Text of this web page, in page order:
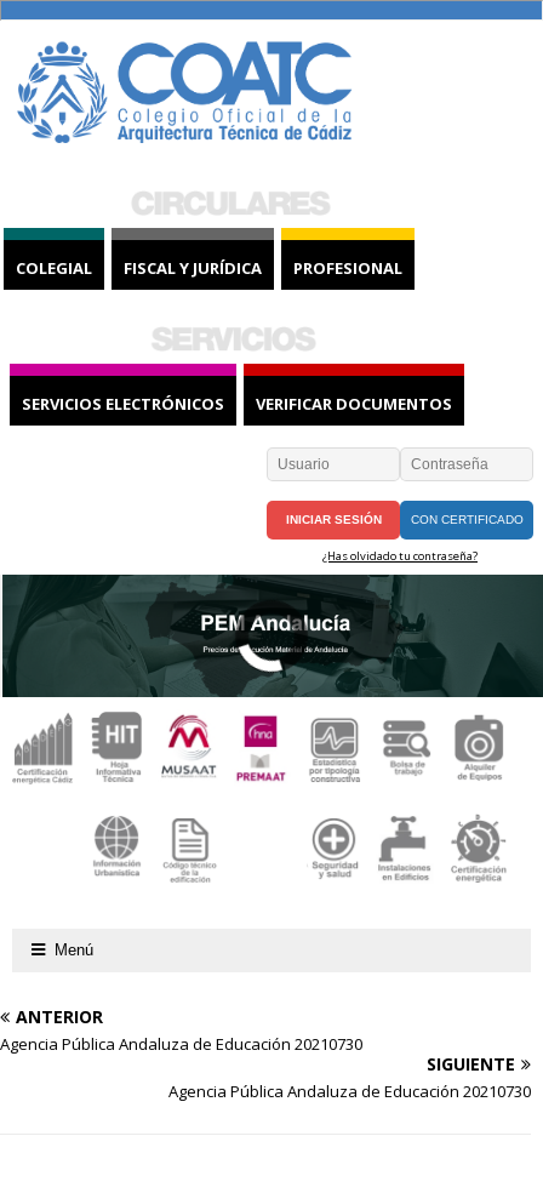
COLEGIAL FISCAL Y JURÍDICA PROFESIONAL
SERVICIOS ELECTRÓNICOS VERIFICAR DOCUMENTOS
CON CERTIFICADO
¿Has olvidado tu contraseña?
Menú
ANTERIOR
Agencia Pública Andaluza de Educación 20210730
SIGUIENTE
Agencia Pública Andaluza de Educación 20210730